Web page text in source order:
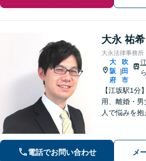
大永 祐希
大永法律事務所
大
阪
府
|
吹
田
市
【江坂駅1分
用、離婚・
人で悩みを抱
します。当
す。【法テ
電話でお問い合わせ メ